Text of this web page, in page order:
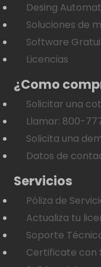
Desing
Soluciones de
Software
Licencias
¿Como
Solicitar una
Llamar: 800-
Solicita una
Datos de
Servicios
Póliza de
Actualiza tu
Soporte
Certificate con